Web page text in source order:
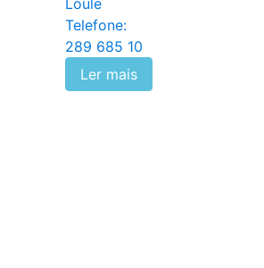
Telefone:
289 685 10
Ler mais